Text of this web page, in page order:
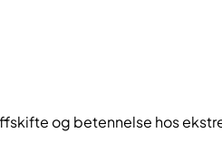
og betennelse hos